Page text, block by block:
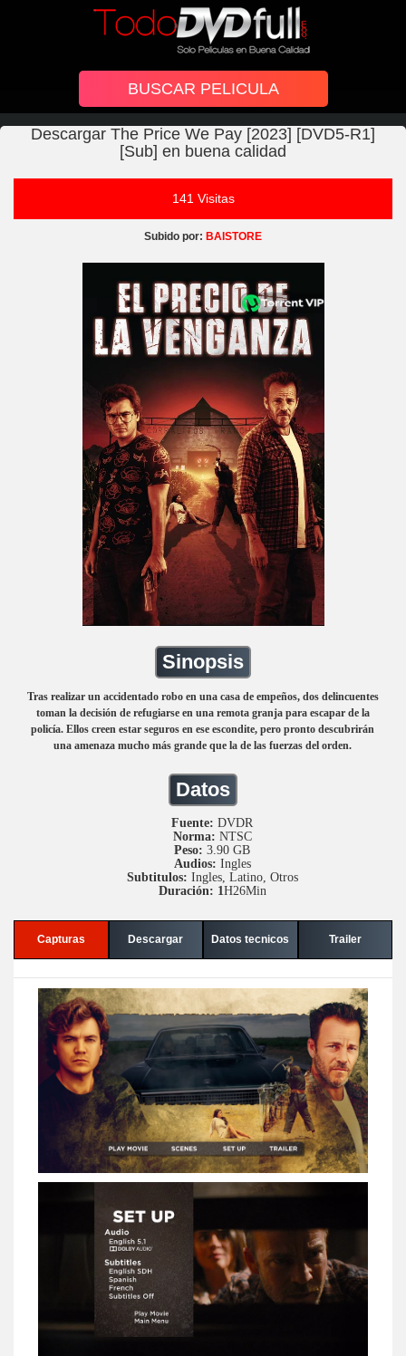
Descargar The Price We Pay [2023] [DVD5-R1]
[Sub] en buena calidad
141 Visitas
Subido por: BAISTORE
Sinopsis
Tras realizar un accidentado robo en una casa de empeños, dos delincuentes
toman la decisión de refugiarse en una remota granja para escapar de la
policía. Ellos creen estar seguros en ese escondite, pero pronto descubrirán
una amenaza mucho más grande que la de las fuerzas del orden.
Datos
Fuente: DVDR
Norma: NTSC
Peso: 3.90 GB
Audios: Ingles
Subtitulos: Ingles, Latino, Otros
Duración: 1H26Min
Capturas Descargar Datos tecnicos Trailer